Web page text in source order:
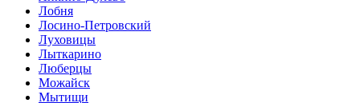
Лобня
Лосино-Петровский
Луховицы
Лыткарино
Люберцы
Можайск
Мытищи